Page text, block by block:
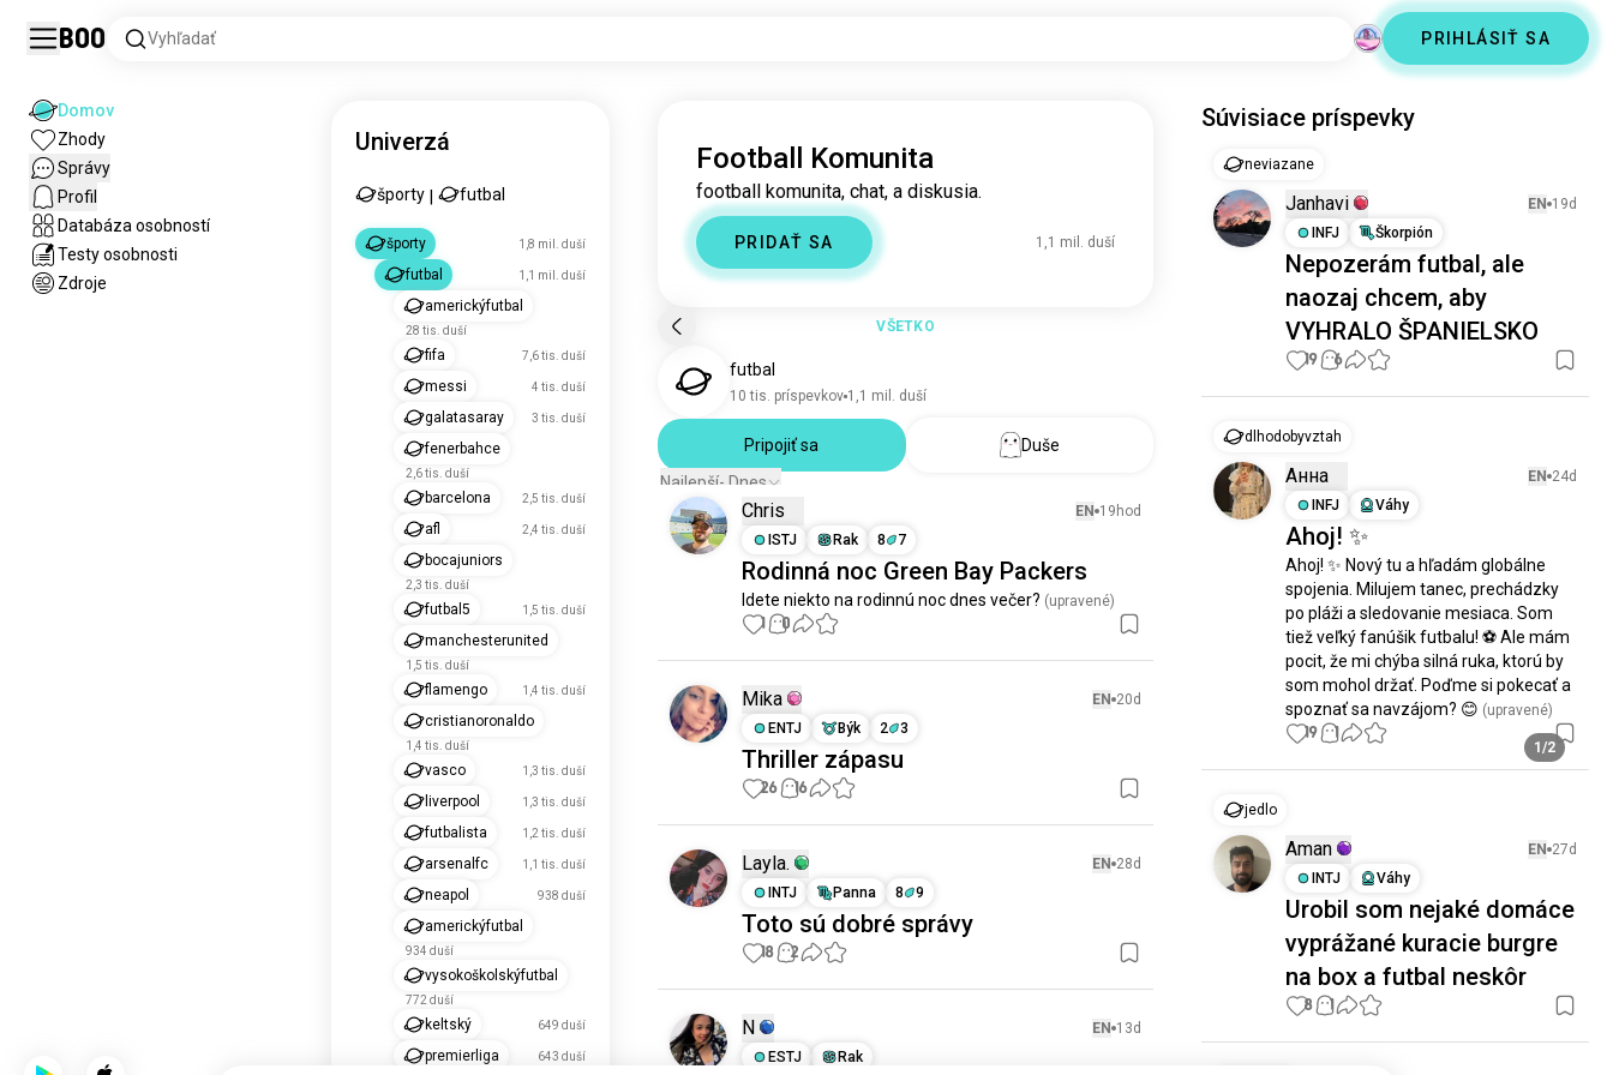
Boo Vyhľadať PRIHLÁSIŤ SA
Domov
Zhody
Správy
Profil
Databáza osobností
Testy osobnosti
Zdroje
Univerzá
športy futbal
športy 1,8 mil. duší
futbal 1,1 mil. duší
americkýfutbal
28 tis. duší
fifa 7,6 tis. duší
messi 4 tis. duší
galatasaray 3 tis. duší
fenerbahce
2,6 tis. duší
barcelona 2,5 tis. duší
afl 2,4 tis. duší
bocajuniors
2,3 tis. duší
futbal5 1,5 tis. duší
manchesterunited
1,5 tis. duší
flamengo 1,4 tis. duší
cristianoronaldo
1,4 tis. duší
vasco 1,3 tis. duší
liverpool 1,3 tis. duší
futbalista 1,2 tis. duší
arsenalfc 1,1 tis. duší
neapol 938 duší
americkýfutbal
934 duší
vysokoškolskýfutbal
772 duší
keltský 649 duší
premierliga 643 duší
Football Komunita
football komunita, chat, a diskusia.
PRIDAŤ SA 1,1 mil. duší
VŠETKO
futbal
10 tis. príspevkov 1,1 mil. duší
Pripojiť sa
Duše
Najlepší- Dnes
Chris EN 19hod
ISTJ
Rak 8 7
Rodinná noc Green Bay Packers
Idete niekto na rodinnú noc dnes večer? (upravené)
1 0
Mika EN 20d
ENTJ
Býk 2 3
Thriller zápasu
26 16
Layla. EN 28d
INTJ
Panna 8 9
Toto sú dobré správy
18 2
N EN 13d
ESTJ
Rak
Súvisiace príspevky
neviazane
Janhavi EN 19d
INFJ
Škorpión
Nepozerám futbal, ale
naozaj chcem, aby
VYHRALO ŠPANIELSKO
19 6
dlhodobyvztah
Анна EN 24d
INFJ
Váhy
Ahoj! ✨
Ahoj! ✨ Nový tu a hľadám globálne
spojenia. Milujem tanec, prechádzky
po pláži a sledovanie mesiaca. Som
tiež veľký fanúšik futbalu! ⚽ Ale mám
pocit, že mi chýba silná ruka, ktorú by
som mohol držať. Poďme si pokecať a
spoznať sa navzájom? 😊 (upravené)
1/2
19 1
jedlo
Aman EN 27d
INTJ
Váhy
Urobil som nejaké domáce
vyprážané kuracie burgre
na box a futbal neskôr
8 1
sa práve prihlásil.